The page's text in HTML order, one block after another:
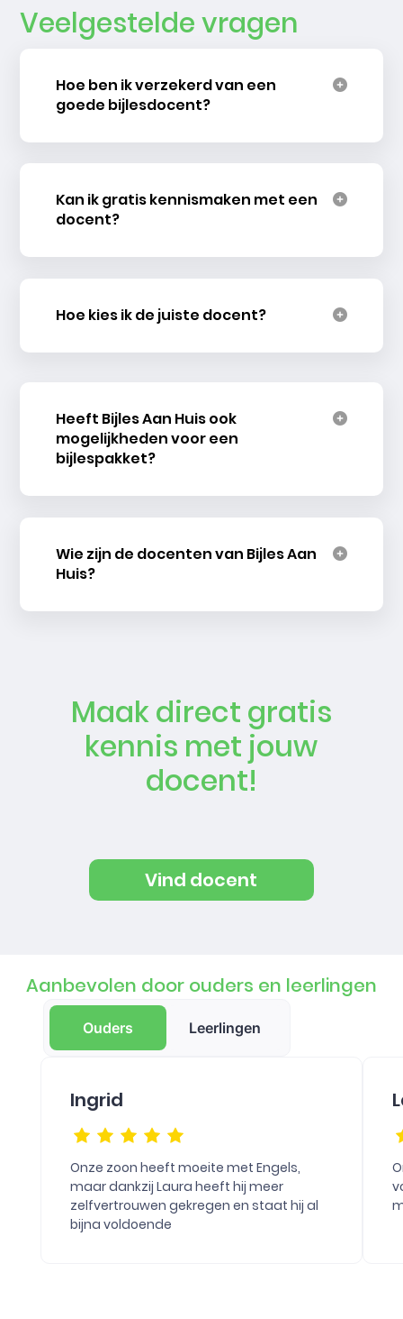
Veelgestelde vragen
Hoe ben ik verzekerd van een
goede bijlesdocent?
Kan ik gratis kennismaken met een
docent?
Hoe kies ik de juiste docent?
Heeft Bijles Aan Huis ook
mogelijkheden voor een
bijlespakket?
Wie zijn de docenten van Bijles Aan
Huis?
Maak direct gratis
kennis met jouw
docent!
Vind docent
Aanbevolen door ouders en leerlingen
Ouders Leerlingen
Ingrid
Onze zoon heeft moeite met Engels,
maar dankzij Laura heeft hij meer
zelfvertrouwen gekregen en staat hij al
bijna voldoende